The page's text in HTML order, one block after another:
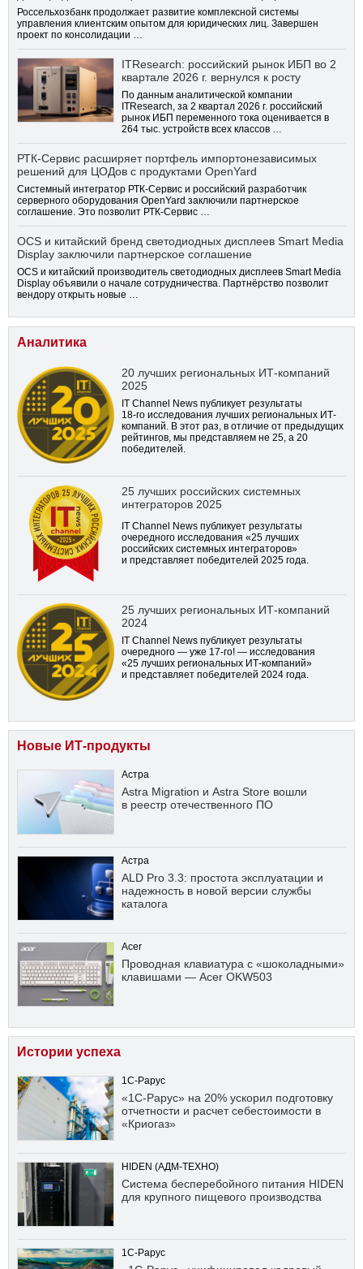
Россельхозбанк продолжает развитие комплексной системы
управления клиентским опытом для юридических лиц. Завершен
проект по консолидации …
ITResearch: российский рынок ИБП во 2
квартале 2026 г. вернулся к росту
По данным аналитической компании
ITResearch, за 2 квартал 2026 г. российский
рынок ИБП переменного тока оценивается в
264 тыс. устройств всех классов …
РТК-Сервис расширяет портфель импортонезависимых
решений для ЦОДов с продуктами OpenYard
Системный интегратор РТК-Сервис и российский разработчик
серверного оборудования OpenYard заключили партнерское
соглашение. Это позволит РТК-Сервис …
OCS и китайский бренд светодиодных дисплеев Smart Media
Display заключили партнерское соглашение
OCS и китайский производитель светодиодных дисплеев Smart Media
Display объявили о начале сотрудничества. Партнёрство позволит
вендору открыть новые …
Аналитика
20 лучших региональных ИТ-компаний
2025
IT Channel News публикует результаты
18-го исследования лучших региональных ИТ-
компаний. В этот раз, в отличие от предыдущих
рейтингов, мы представляем не 25, а 20
победителей.
25 лучших российских системных
интеграторов 2025
IT Channel News публикует результаты
очередного исследования «25 лучших
российских системных интеграторов»
и представляет победителей 2025 года.
25 лучших региональных ИТ-компаний
2024
IT Channel News публикует результаты
очередного — уже 17-го! — исследования
«25 лучших региональных ИТ-компаний»
и представляет победителей 2024 года.
Новые ИТ-продукты
Астра
Astra Migration и Astra Store вошли
в реестр отечественного ПО
Астра
ALD Pro 3.3: простота эксплуатации и
надежность в новой версии службы
каталога
Acer
Проводная клавиатура с «шоколадными»
клавишами — Acer OKW503
Истории успеха
1С-Рарус
«1С-Рарус» на 20% ускорил подготовку
отчетности и расчет себестоимости в
«Криогаз»
HIDEN (АДМ-ТЕХНО)
Система бесперебойного питания HIDEN
для крупного пищевого производства
1С-Рарус